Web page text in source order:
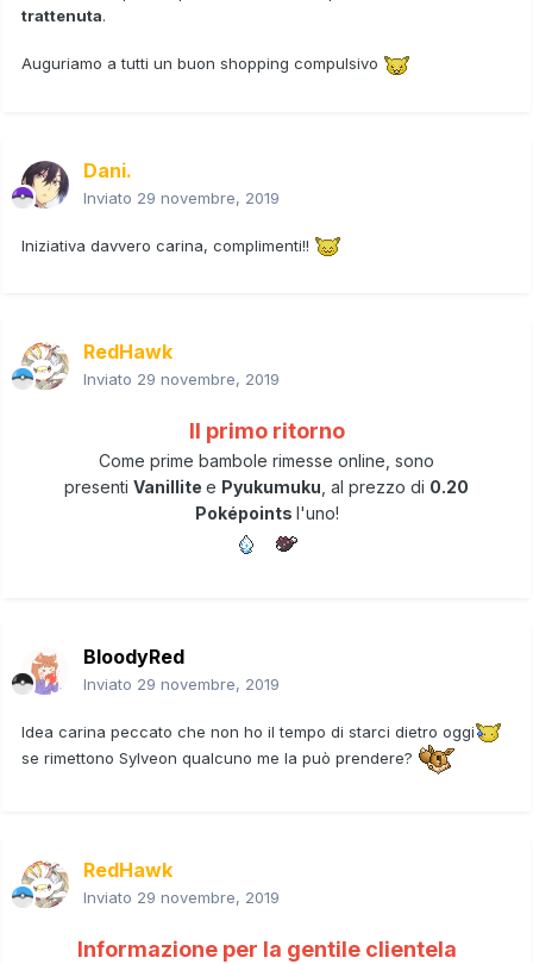
trattenuta.
Auguriamo a tutti un buon shopping compulsivo
Dani.
Inviato 29 novembre, 2019
Iniziativa davvero carina, complimenti!!
RedHawk
Inviato 29 novembre, 2019
Il primo ritorno
Come prime bambole rimesse online, sono
presenti Vanillite e Pyukumuku , al prezzo di 0.20
Poképoints l'uno!
BloodyRed
Inviato 29 novembre, 2019
Idea carina peccato che non ho il tempo di starci dietro oggi
se rimettono Sylveon qualcuno me la può prendere?
RedHawk
Inviato 29 novembre, 2019
Informazione per la gentile clientela